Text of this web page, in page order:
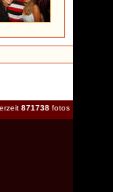
871738 fotos